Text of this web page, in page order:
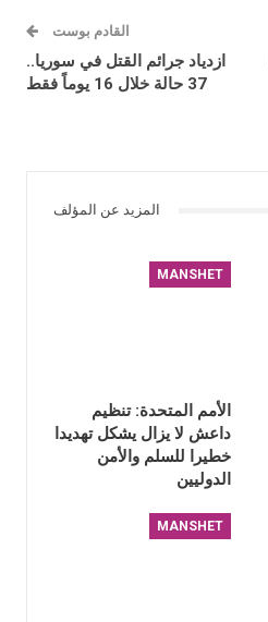
القادم بوست
ازدياد جرائم القتل في سوريا..
37 حالة خلال 16 يوماً فقط
المزيد عن المؤلف
MANSHET
الأمم المتحدة: تنظيم
داعش لا يزال يشكل تهديدا
خطيرا للسلم والأمن
الدوليين
MANSHET